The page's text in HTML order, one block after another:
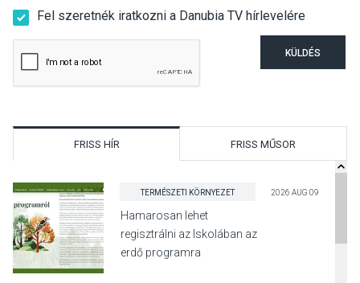
Fel szeretnék iratkozni a Danubia TV hírlevelére
KÜLDÉS
FRISS HÍR FRISS MŰSOR
TERMÉSZETI KÖRNYEZET 2026 AUG 09
Hamarosan lehet
regisztrálni az Iskolában az
erdő programra